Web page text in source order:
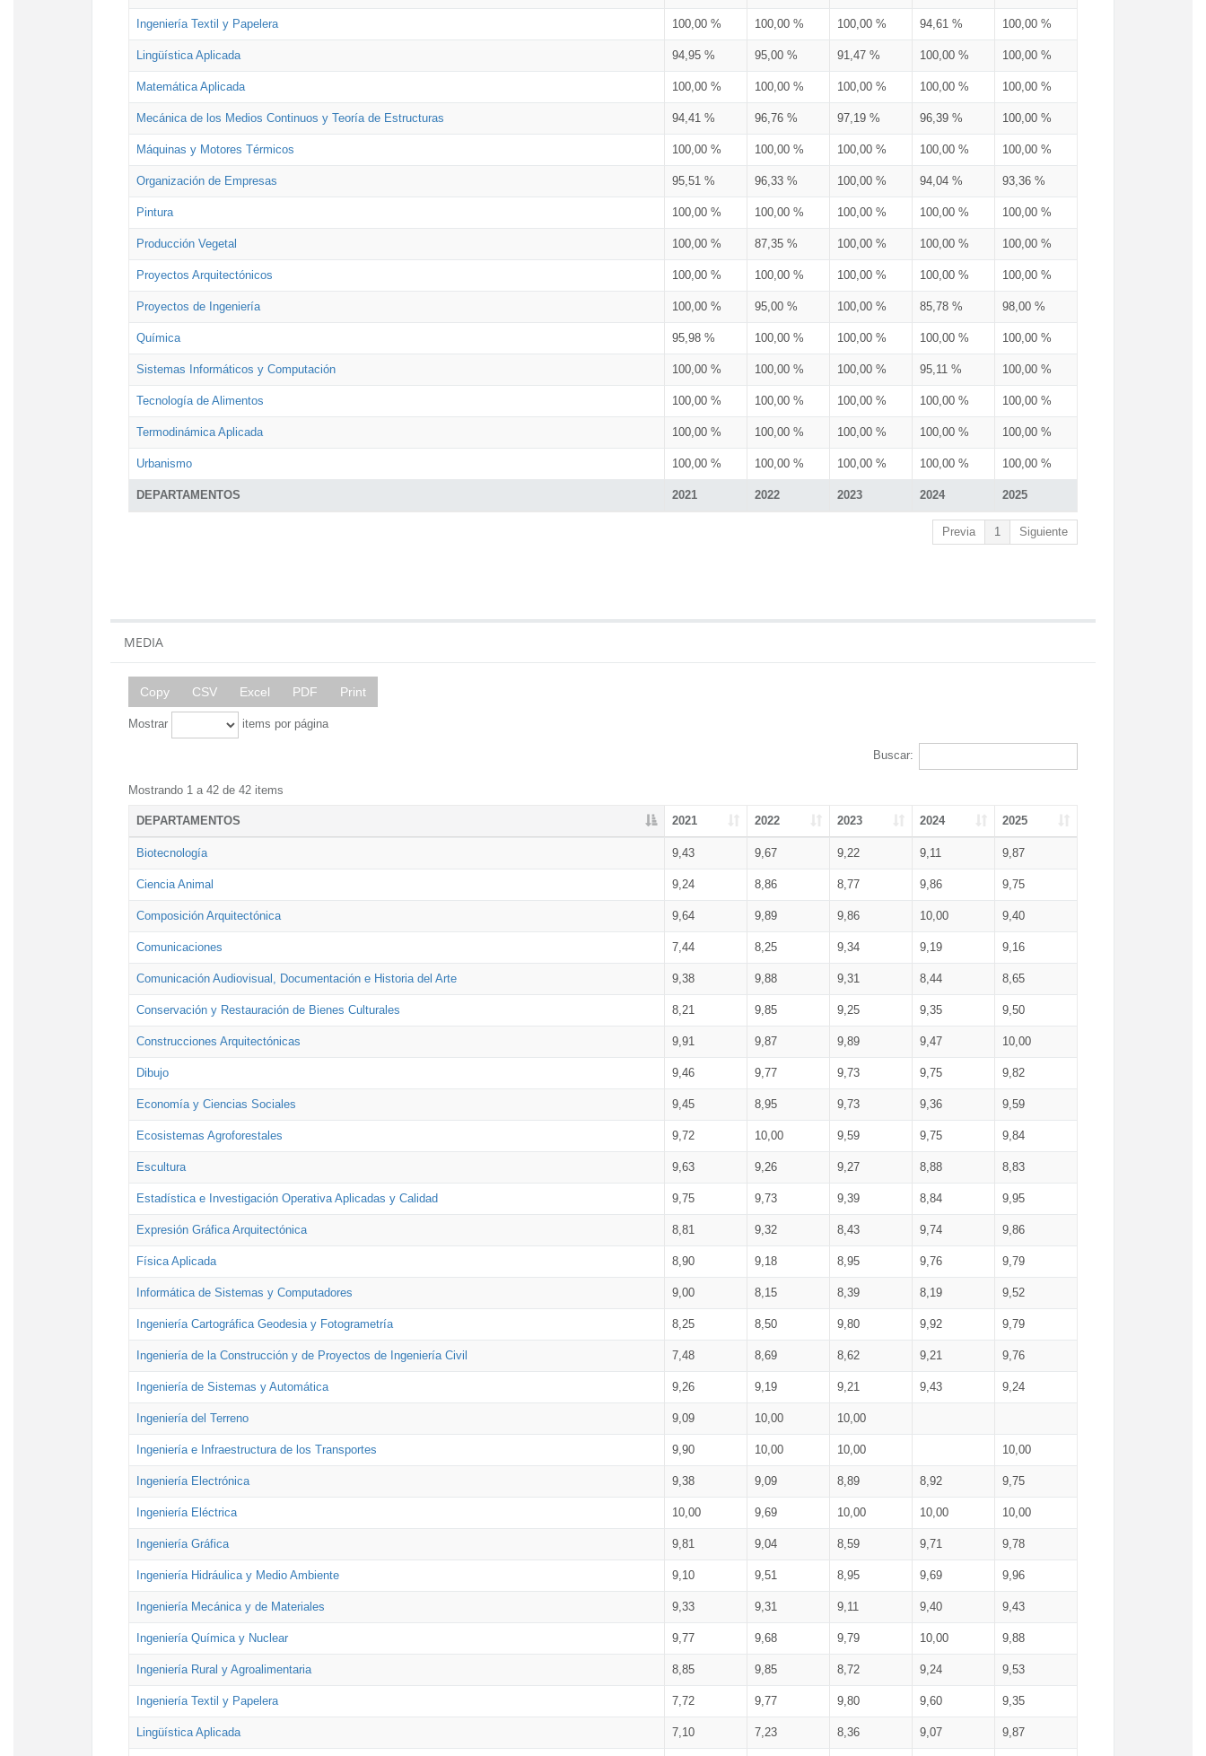
DEPARTAMENTOS 2021 2022 2023 2024 2025
Ingeniería Textil y Papelera 100,00 % 100,00 % 100,00 % 94,61 % 100,00 %
Lingüística Aplicada 94,95 % 95,00 % 91,47 % 100,00 % 100,00 %
Matemática Aplicada 100,00 % 100,00 % 100,00 % 100,00 % 100,00 %
Mecánica de los Medios Continuos y Teoría de Estructuras 94,41 % 96,76 % 97,19 % 96,39 % 100,00 %
Máquinas y Motores Térmicos 100,00 % 100,00 % 100,00 % 100,00 % 100,00 %
Organización de Empresas 95,51 % 96,33 % 100,00 % 94,04 % 93,36 %
Pintura 100,00 % 100,00 % 100,00 % 100,00 % 100,00 %
Producción Vegetal 100,00 % 87,35 % 100,00 % 100,00 % 100,00 %
Proyectos Arquitectónicos 100,00 % 100,00 % 100,00 % 100,00 % 100,00 %
Proyectos de Ingeniería 100,00 % 95,00 % 100,00 % 85,78 % 98,00 %
Química 95,98 % 100,00 % 100,00 % 100,00 % 100,00 %
Sistemas Informáticos y Computación 100,00 % 100,00 % 100,00 % 95,11 % 100,00 %
Tecnología de Alimentos 100,00 % 100,00 % 100,00 % 100,00 % 100,00 %
Termodinámica Aplicada 100,00 % 100,00 % 100,00 % 100,00 % 100,00 %
Urbanismo 100,00 % 100,00 % 100,00 % 100,00 % 100,00 %
Previa 1 Siguiente
MEDIA
Copy CSV Excel PDF Print
Mostrar items por página
Buscar:
Mostrando 1 a 42 de 42 items
DEPARTAMENTOS 2021 2022 2023 2024 2025
Biotecnología 9,43 9,67 9,22 9,11 9,87
Ciencia Animal 9,24 8,86 8,77 9,86 9,75
Composición Arquitectónica 9,64 9,89 9,86 10,00 9,40
Comunicaciones 7,44 8,25 9,34 9,19 9,16
Comunicación Audiovisual, Documentación e Historia del Arte 9,38 9,88 9,31 8,44 8,65
Conservación y Restauración de Bienes Culturales 8,21 9,85 9,25 9,35 9,50
Construcciones Arquitectónicas 9,91 9,87 9,89 9,47 10,00
Dibujo 9,46 9,77 9,73 9,75 9,82
Economía y Ciencias Sociales 9,45 8,95 9,73 9,36 9,59
Ecosistemas Agroforestales 9,72 10,00 9,59 9,75 9,84
Escultura 9,63 9,26 9,27 8,88 8,83
Estadística e Investigación Operativa Aplicadas y Calidad 9,75 9,73 9,39 8,84 9,95
Expresión Gráfica Arquitectónica 8,81 9,32 8,43 9,74 9,86
Física Aplicada 8,90 9,18 8,95 9,76 9,79
Informática de Sistemas y Computadores 9,00 8,15 8,39 8,19 9,52
Ingeniería Cartográfica Geodesia y Fotogrametría 8,25 8,50 9,80 9,92 9,79
Ingeniería de la Construcción y de Proyectos de Ingeniería Civil 7,48 8,69 8,62 9,21 9,76
Ingeniería de Sistemas y Automática 9,26 9,19 9,21 9,43 9,24
Ingeniería del Terreno 9,09 10,00 10,00
Ingeniería e Infraestructura de los Transportes 9,90 10,00 10,00 10,00
Ingeniería Electrónica 9,38 9,09 8,89 8,92 9,75
Ingeniería Eléctrica 10,00 9,69 10,00 10,00 10,00
Ingeniería Gráfica 9,81 9,04 8,59 9,71 9,78
Ingeniería Hidráulica y Medio Ambiente 9,10 9,51 8,95 9,69 9,96
Ingeniería Mecánica y de Materiales 9,33 9,31 9,11 9,40 9,43
Ingeniería Química y Nuclear 9,77 9,68 9,79 10,00 9,88
Ingeniería Rural y Agroalimentaria 8,85 9,85 8,72 9,24 9,53
Ingeniería Textil y Papelera 7,72 9,77 9,80 9,60 9,35
Lingüística Aplicada 7,10 7,23 8,36 9,07 9,87